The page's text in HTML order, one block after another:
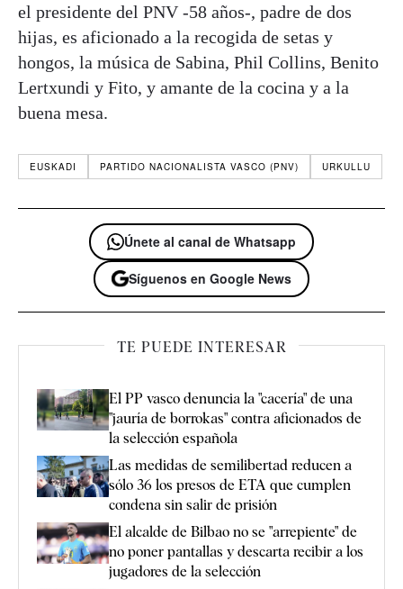
el presidente del PNV -58 años-, padre de dos
hijas, es aficionado a la recogida de setas y
hongos, la música de Sabina, Phil Collins, Benito
Lertxundi y Fito, y amante de la cocina y a la
buena mesa.
EUSKADI PARTIDO NACIONALISTA VASCO (PNV) URKULLU
Únete al canal de Whatsapp
Síguenos en Google News
TE PUEDE INTERESAR
El PP vasco denuncia la "cacería" de una
"jauría de borrokas" contra aficionados de
la selección española
Las medidas de semilibertad reducen a
sólo 36 los presos de ETA que cumplen
condena sin salir de prisión
El alcalde de Bilbao no se "arrepiente" de
no poner pantallas y descarta recibir a los
jugadores de la selección